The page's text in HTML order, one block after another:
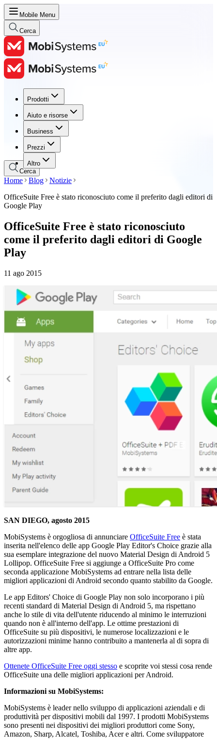
Mobile Menu
Cerca
Prodotti
Aiuto e risorse
Business
Prezzi
Altro
Prodotti
Aiuto e risorse
Business
Prezzi
Cerca
Home Blog
Notizie
OfficeSuite Free è stato riconosciuto come il preferito dagli editori di
Google Play
OfficeSuite Free è stato riconosciuto
come il preferito dagli editori di Google
Play
11 ago 2015
SAN DIEGO, agosto 2015
MobiSystems è orgogliosa di annunciare OfficeSuite Free è stata
inserita nell'elenco delle app Google Play Editor's Choice grazie alla
sua esemplare integrazione del nuovo Material Design di Android 5
Lollipop. OfficeSuite Free si aggiunge a OfficeSuite Pro come
seconda applicazione MobiSystems ad entrare nella lista delle
migliori applicazioni di Android secondo quanto stabilito da Google.
Le app Editors' Choice di Google Play non solo incorporano i più
recenti standard di Material Design di Android 5, ma rispettano
anche lo stile di vita dell'utente riducendo al minimo le interruzioni
quando non è all'interno dell'app. Le ottime prestazioni di
OfficeSuite su più dispositivi, le numerose localizzazioni e le
autorizzazioni minime hanno contribuito a mantenerla al di sopra di
altre app.
Ottenete OfficeSuite Free oggi stesso e scoprite voi stessi cosa rende
OfficeSuite una delle migliori applicazioni per Android.
Informazioni su MobiSystems:
MobiSystems è leader nello sviluppo di applicazioni aziendali e di
produttività per dispositivi mobili dal 1997. I prodotti MobiSystems
sono presenti nei dispositivi dei migliori produttori come Sony,
Amazon, Sharp, Alcatel, Toshiba, Acer e altri. Come sviluppatore